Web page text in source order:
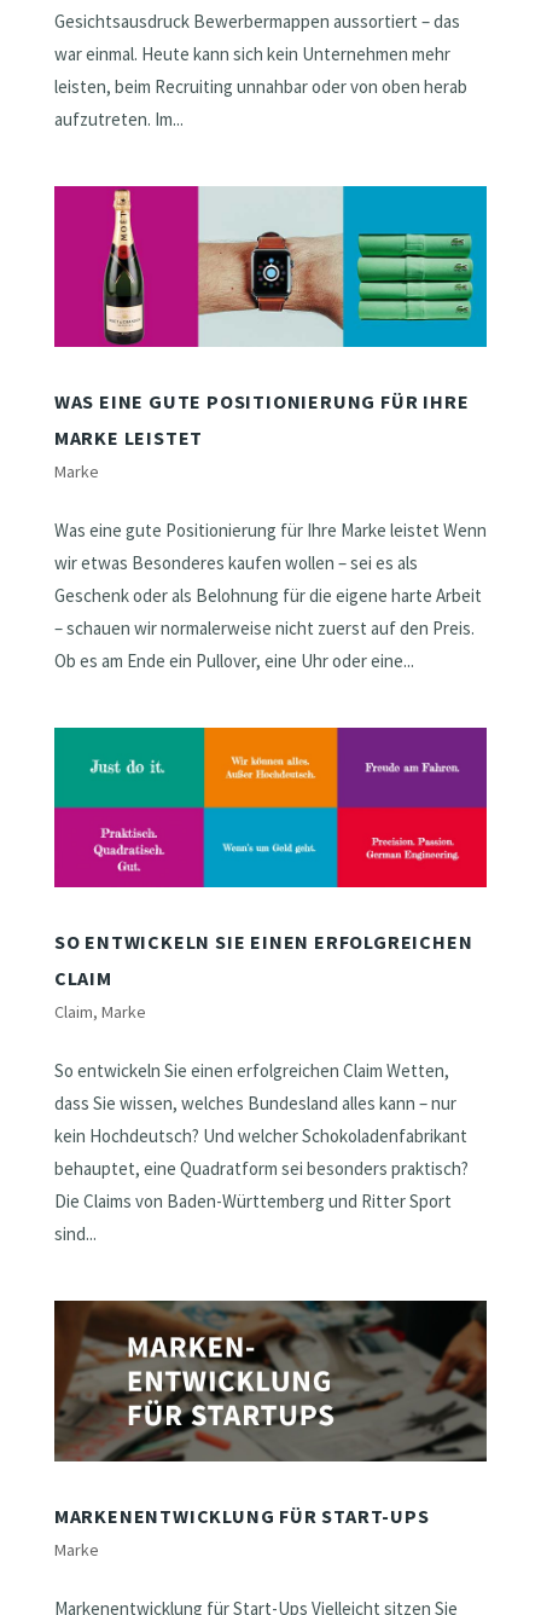
Gesichtsausdruck Bewerbermappen aussortiert – das
war einmal. Heute kann sich kein Unternehmen mehr
leisten, beim Recruiting unnahbar oder von oben herab
aufzutreten. Im...
WAS EINE GUTE POSITIONIERUNG FÜR IHRE
MARKE LEISTET
Marke
Was eine gute Positionierung für Ihre Marke leistet Wenn
wir etwas Besonderes kaufen wollen – sei es als
Geschenk oder als Belohnung für die eigene harte Arbeit
– schauen wir normalerweise nicht zuerst auf den Preis.
Ob es am Ende ein Pullover, eine Uhr oder eine...
SO ENTWICKELN SIE EINEN ERFOLGREICHEN
CLAIM
Claim, Marke
So entwickeln Sie einen erfolgreichen Claim Wetten,
dass Sie wissen, welches Bundesland alles kann – nur
kein Hochdeutsch? Und welcher Schokoladenfabrikant
behauptet, eine Quadratform sei besonders praktisch?
Die Claims von Baden-Württemberg und Ritter Sport
sind...
MARKENENTWICKLUNG FÜR START-UPS
Marke
Markenentwicklung für Start-Ups Vielleicht sitzen Sie